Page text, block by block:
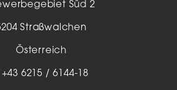
Süd 2
Straßwalchen
Österreich
+43 6215 / 6144-18